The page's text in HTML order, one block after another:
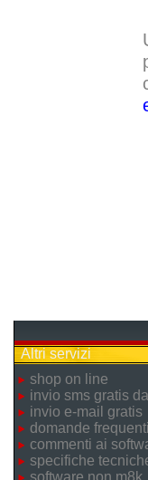
Altri servizi
shop on line
invio sms gratis
invio e-mail gratis
domande
commenti ai
specifiche
software non m8k